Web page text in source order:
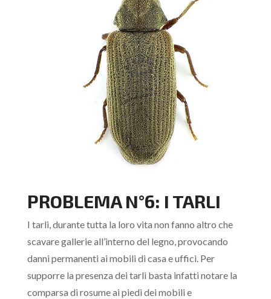
PROBLEMA N°6: I TARLI
I tarli, durante tutta la loro vita non fanno altro che
scavare gallerie all’interno del legno, provocando
danni permanenti ai mobili di casa e uffici. Per
supporre la presenza dei tarli basta infatti notare la
comparsa di rosume ai piedi dei mobili e